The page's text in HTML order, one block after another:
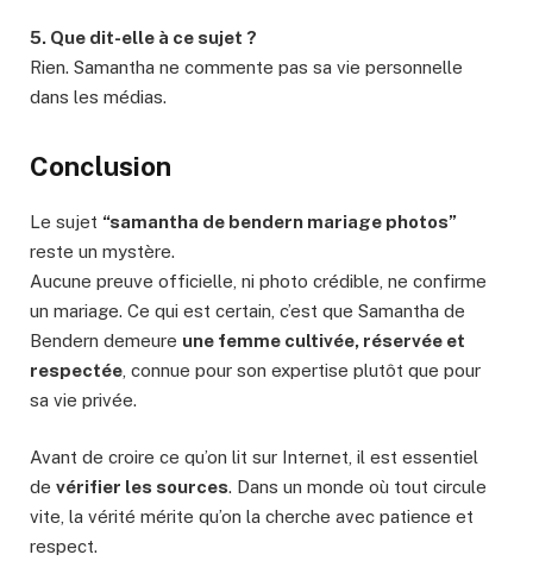
5. Que dit-elle à ce sujet ?
Rien. Samantha ne commente pas sa vie personnelle
dans les médias.
Conclusion
Le sujet “samantha de bendern mariage photos”
reste un mystère.
Aucune preuve officielle, ni photo crédible, ne confirme
un mariage. Ce qui est certain, c’est que Samantha de
Bendern demeure une femme cultivée, réservée et
respectée , connue pour son expertise plutôt que pour
sa vie privée.
Avant de croire ce qu’on lit sur Internet, il est essentiel
de vérifier les sources. Dans un monde où tout circule
vite, la vérité mérite qu’on la cherche avec patience et
respect.